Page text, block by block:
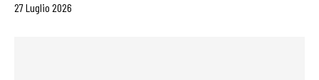
27 Luglio 2026